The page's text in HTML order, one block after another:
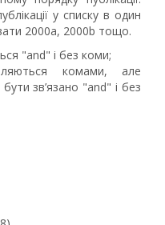
у списку в один
2000a, 2000b тощо.
"and" і без коми;
комами, але
зв’язано "and" і без